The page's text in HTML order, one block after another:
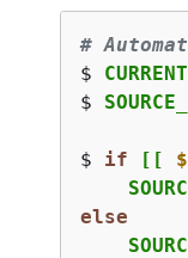
#
$
$
$ if [[
else